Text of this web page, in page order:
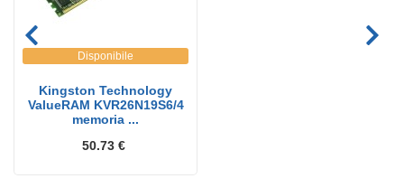
Disponibile
Kingston Technology
ValueRAM KVR26N19S6/4
memoria ...
50.73 €